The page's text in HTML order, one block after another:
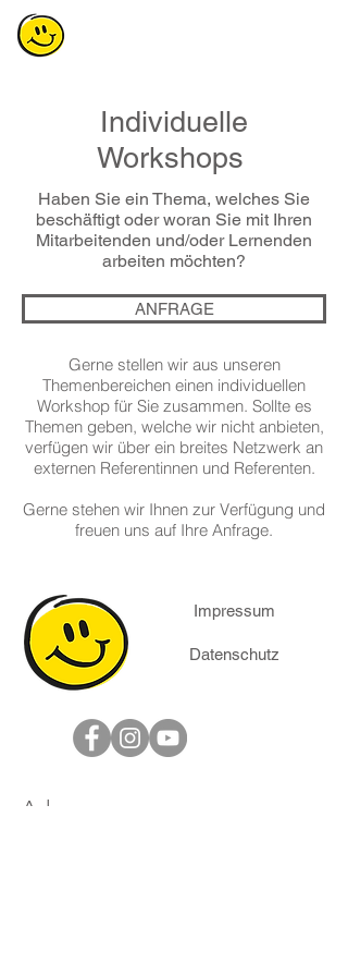
Individuelle
Workshops
Haben Sie ein Thema, welches Sie
beschäftigt oder woran Sie mit Ihren
Mitarbeitenden und/oder Lernenden
arbeiten möchten?
ANFRAGE
Gerne stellen wir aus unseren
Themenbereichen einen individuellen
Workshop für Sie zusammen. Sollte es
Themen geben, welche wir nicht anbieten,
verfügen wir über ein breites Netzwerk an
externen Referentinnen und Referenten.
Gerne stehen wir Ihnen zur Verfügung und
freuen uns auf Ihre Anfrage.
Datenschutz
Impressum
Adresse